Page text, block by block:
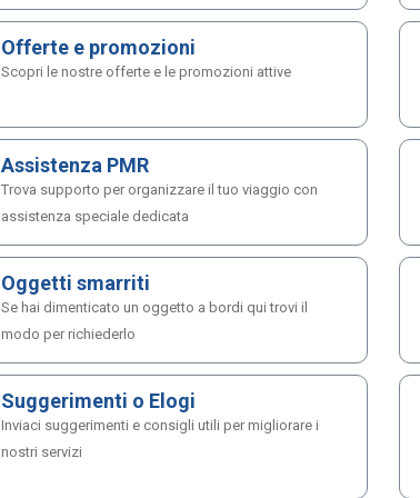
Offerte e promozioni
Scopri le nostre offerte e le promozioni attive
Assistenza PMR
Trova supporto per organizzare il tuo viaggio con
assistenza speciale dedicata
Oggetti smarriti
Se hai dimenticato un oggetto a bordi qui trovi il
modo per richiederlo
Suggerimenti o Elogi
Inviaci suggerimenti e consigli utili per migliorare i
nostri servizi